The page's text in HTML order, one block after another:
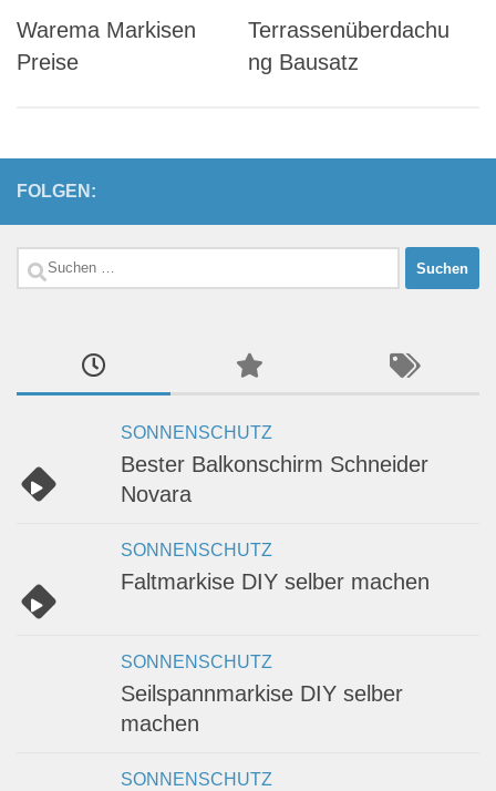
Warema Markisen
Preise
Terrassenüberdachu
ng Bausatz
FOLGEN:
Suchen
SONNENSCHUTZ
Bester Balkonschirm Schneider
Novara
SONNENSCHUTZ
Faltmarkise DIY selber machen
SONNENSCHUTZ
Seilspannmarkise DIY selber
machen
SONNENSCHUTZ